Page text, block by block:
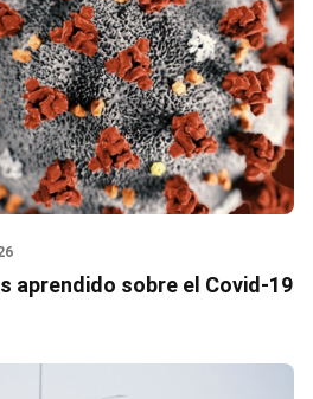
aprendido sobre el Covid-19